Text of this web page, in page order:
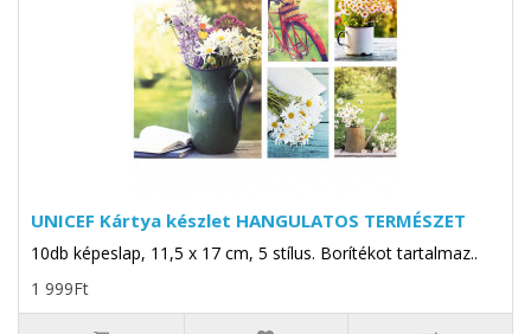
UNICEF Kártya készlet HANGULATOS TERMÉSZET
10db képeslap, 11,5 x 17 cm, 5 stílus. Borítékot tartalmaz..
1 999Ft